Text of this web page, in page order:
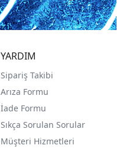
YARDIM
Sipariş Takibi
Arıza Formu
İade Formu
Sıkça Sorulan Sorular
Müşteri Hizmetleri